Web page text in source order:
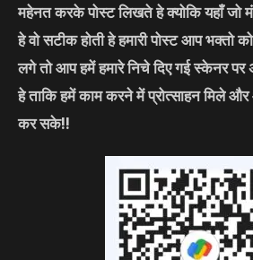
महेनत करके पोस्ट लिखते हे क्योकि यहाँ जो
हे वो सटीक होती हे हमारी पोस्ट आप भक्तो
लगे तो आप हमें हमारे निचे दिए गई स्केनर
हे ताकि हमें काम करने में प्रोत्साहन मिले
कर सके!!